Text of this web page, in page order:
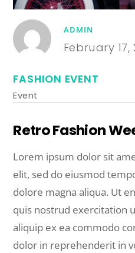
ADMIN
February 17,
FASHION EVENT
Event
Retro Fashion
Lorem ipsum dolor sit
elit, sed do eiusmod
dolore magna aliqua. Ut
quis nostrud exercitation
aliquip ex ea commodo
dolor in reprehenderit in